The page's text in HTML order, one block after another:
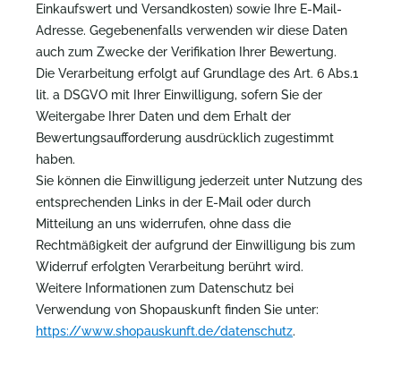
Einkaufswert und Versandkosten) sowie Ihre E-Mail-
Adresse. Gegebenenfalls verwenden wir diese Daten
auch zum Zwecke der Verifikation Ihrer Bewertung.
Die Verarbeitung erfolgt auf Grundlage des Art. 6 Abs.1
lit. a DSGVO mit Ihrer Einwilligung, sofern Sie der
Weitergabe Ihrer Daten und dem Erhalt der
Bewertungsaufforderung ausdrücklich zugestimmt
haben.
Sie können die Einwilligung jederzeit unter Nutzung des
entsprechenden Links in der E-Mail oder durch
Mitteilung an uns widerrufen, ohne dass die
Rechtmäßigkeit der aufgrund der Einwilligung bis zum
Widerruf erfolgten Verarbeitung berührt wird.
Weitere Informationen zum Datenschutz bei
Verwendung von Shopauskunft finden Sie unter:
https://www.shopauskunft.de/datenschutz.